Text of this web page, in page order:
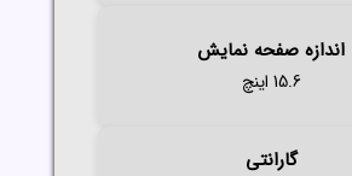
اندازه صفحه نمایش
15.6 اینچ
گارانتی